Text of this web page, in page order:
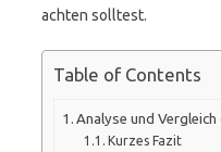
achten solltest.
Table of Contents
Analyse und
Kurzes Fazit